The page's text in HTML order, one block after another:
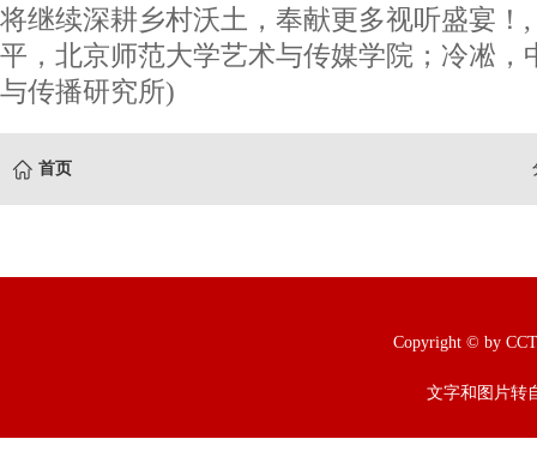
将继续深耕乡村沃土，奉献更多视听盛
平，北京师范大学艺术与传媒学院；冷凇，
与传播研究所)
首页
Copyright © by
文字和图片转